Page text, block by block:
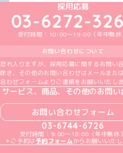
めいどりーみん
めいどりー
めいどめ
採用応募
03-6272-
受付時間：10:00～19:00（年中無休
お問い合わせについて
恐れ入りますが、採用応募に関するお問い
除き、その他のお問い合わせはメールまた
合わせフォームよりご連絡をお願いいたしま
サービス、商品、その他のお問い
お問い合わせフォーム
03-6744-6726
受付時間：9:00～18:00（年中無休）
＊ご予約は予約フォームからお願いいたし